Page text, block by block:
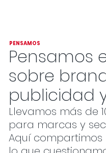
PENSAMOS
Pensamos
sobre
publicidad
Llevamos más de
para marcas y
Aquí